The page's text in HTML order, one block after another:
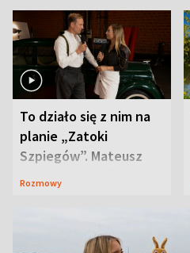
To działo się z nim na
planie „Zatoki
Szpiegów”. Mateusz
Janicki odsłonił
Rozmowy